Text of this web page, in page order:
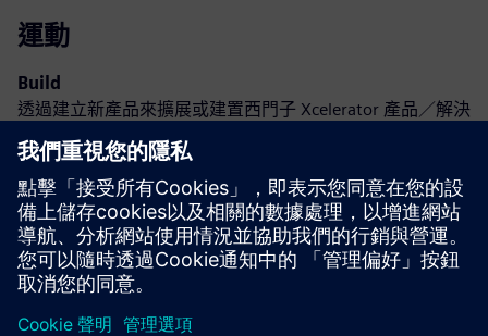
運動
Build
透過建立新產品來擴展或建置西門子 Xcelerator 產品／解決
方案，或透過整合西門子 Xcelerator 產品和自有產品建立全
新客戶解決方案
Sell
轉售／共同銷售西門子 Xcelerator 的軟體和數位化硬體